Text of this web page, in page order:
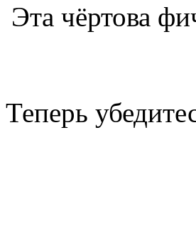
Эта чёртова
Теперь